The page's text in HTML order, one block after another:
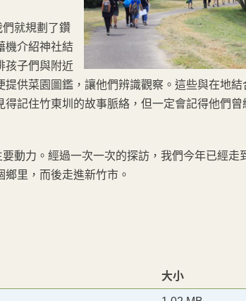
就規劃了鑽
機介紹神社結
孩子們與附近
供菜園圖鑑，讓他們辨識觀察。這些與在地結
記住竹東圳的故事脈絡，但一定會記得他們曾
力。經過一次一次的探訪，我們今年已經走
里，而後走進新竹市。
大小